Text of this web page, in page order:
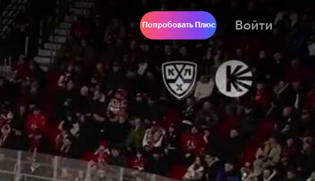
Попробовать Плюс Войти